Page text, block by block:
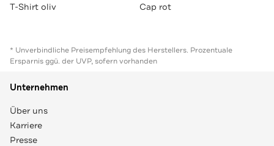
T-Shirt oliv Cap rot
* Unverbindliche Preisempfehlung des Herstellers. Prozentuale
Ersparnis ggü. der UVP, sofern vorhanden
Unternehmen
Über uns
Karriere
Presse